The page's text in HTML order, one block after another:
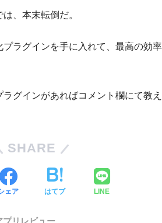
、本末転倒だ。
ラグインを手に入れて、最高の効率
グインがあればコメント欄にて教え
SHARE
ェア はてブ LINE
プリレビュー